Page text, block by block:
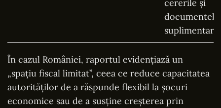
În cazul României, raportul evidențiază un
„spațiu fiscal limitat”, ceea ce reduce capacitatea
autorităților de a răspunde flexibil la șocuri
economice sau de a susține creșterea prin